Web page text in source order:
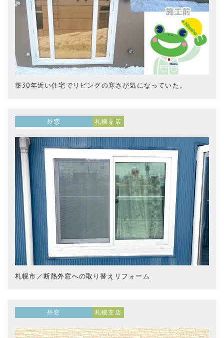
築30年近い住宅でリビングの寒さが気になっていた。
外窓 札幌支店
札幌市／断熱外窓への取り替えリフォーム
外窓 札幌支店